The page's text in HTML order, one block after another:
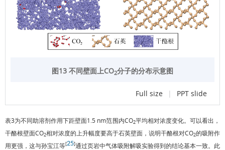
图13 不同壁面上CO2分子的分布示意图
Full size | PPT slide
表3为不同助溶剂作用下距壁面1.5 nm范围内CO2平均相对浓度变化。可以看出，
干酪根壁面CO2相对浓度的上升幅度要高于石英壁面，说明干酪根对CO2的吸附作
用更强，这与孙宝江等[25]通过页岩中气体吸附解吸实验得到的结论基本一致。此